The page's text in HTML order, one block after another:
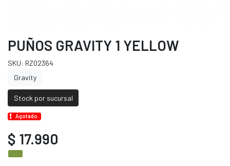
PUÑOS GRAVITY 1 YELLOW
SKU: RZ02364
Gravity
Stock por sucursal
Agotado.
$ 17.990